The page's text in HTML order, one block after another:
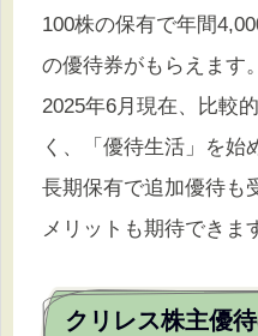
100株の保有で年間
の優待券がもらえます。
2025年6月現在、比較
く、「優待生活」を始
長期保有で追加優待も
メリットも期待できま
クリレス株主優